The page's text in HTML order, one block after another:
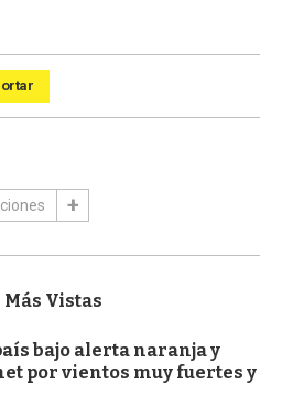
Más Vistas
bajo alerta naranja y
por vientos muy fuertes y